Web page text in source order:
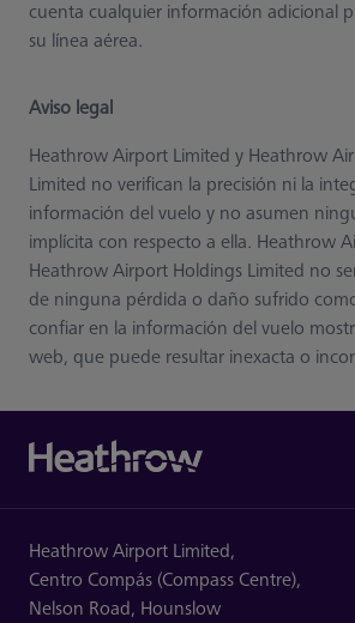
cuenta cualquier información adicional
su línea aérea.
Aviso legal
Heathrow Airport Limited y Heathrow
Limited no verifican la precisión ni la
información del vuelo y no asumen
implícita con respecto a ella. Heathrow
Heathrow Airport Holdings Limited no
de ninguna pérdida o daño sufrido
confiar en la información del vuelo
web, que puede resultar inexacta o
Heathrow Airport Limited,
Centro Compás (Compass Centre),
Nelson Road, Hounslow